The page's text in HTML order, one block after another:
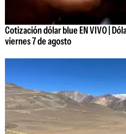
Cotización dólar blue EN VIVO |
viernes 7 de agosto